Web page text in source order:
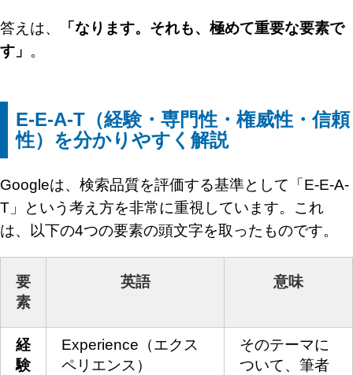
答えは、
「なります。それも、極めて重要な要素で
す」 。
E-E-A-T（経験・専門性・権威性・信頼
性）を分かりやすく解説
Googleは、検索品質を評価する基準として「E-E-A-
T」という考え方を非常に重視しています。これ
は、以下の4つの要素の頭文字を取ったものです。
要
素
英語 意味
経
験
Experience（エクス
ペリエンス）
そのテーマに
ついて、筆者